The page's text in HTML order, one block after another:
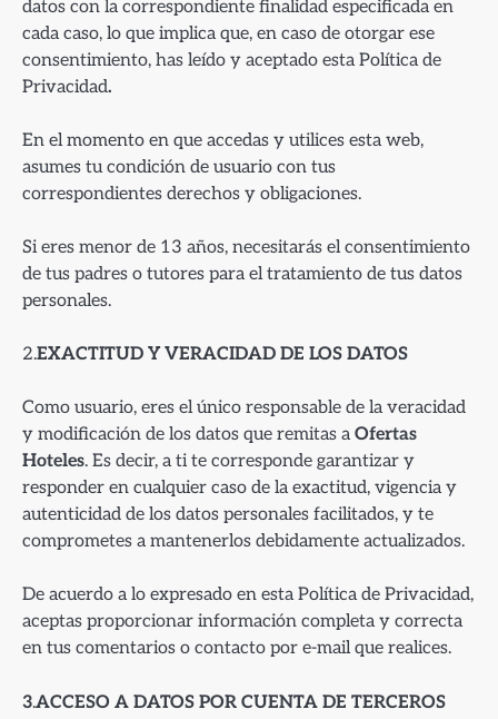
datos con la correspondiente finalidad especificada en
cada caso, lo que implica que, en caso de otorgar ese
consentimiento, has leído y aceptado esta Política de
Privacidad.
En el momento en que accedas y utilices esta web,
asumes tu condición de usuario con tus
correspondientes derechos y obligaciones.
Si eres menor de 13 años, necesitarás el consentimiento
de tus padres o tutores para el tratamiento de tus datos
personales.
2.EXACTITUD Y VERACIDAD DE LOS DATOS
Como usuario, eres el único responsable de la veracidad
y modificación de los datos que remitas aOfertas
Hoteles. Es decir, a ti te corresponde garantizar y
responder en cualquier caso de la exactitud, vigencia y
autenticidad de los datos personales facilitados, y te
comprometes a mantenerlos debidamente actualizados.
De acuerdo a lo expresado en esta Política de Privacidad,
aceptas proporcionar información completa y correcta
en tus comentarios o contacto por e-mail que realices.
3.ACCESO A DATOS POR CUENTA DE TERCEROS